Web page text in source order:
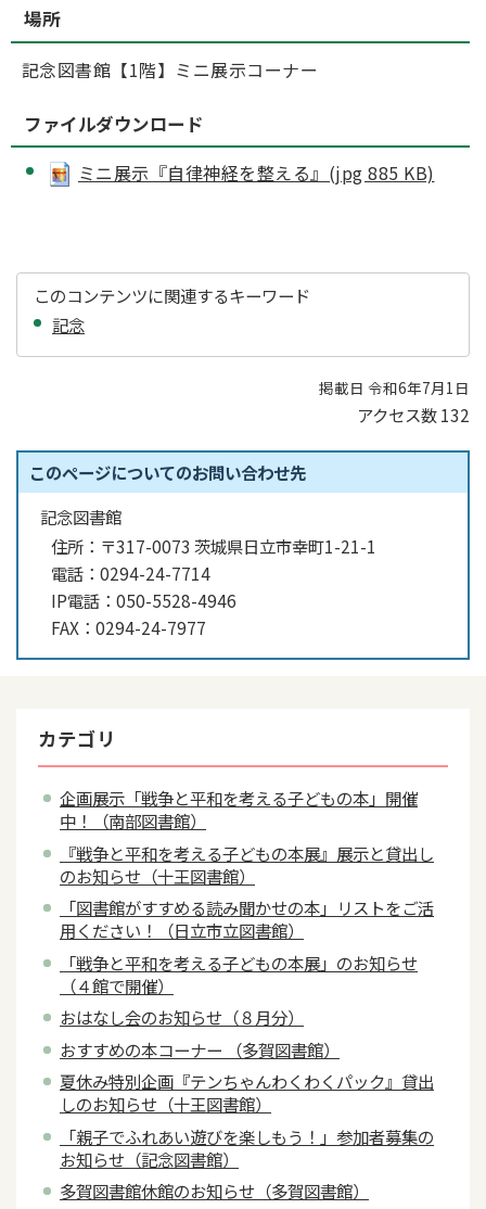
場所
記念図書館【1階】ミニ展示コーナー
ファイルダウンロード
ミニ展示『自律神経を整える』(jpg 885 KB)
このコンテンツに関連するキーワード
記念
掲載日 令和6年7月1日
アクセス数132
このページについてのお問い合わせ先
記念図書館
住所： 〒317-0073 茨城県日立市幸町1-21-1
電話： 0294-24-7714
IP電話： 050-5528-4946
FAX： 0294-24-7977
カテゴリ
企画展示「戦争と平和を考える子どもの本」開催
中！（南部図書館）
『戦争と平和を考える子どもの本展』展示と貸出し
のお知らせ（十王図書館）
「図書館がすすめる読み聞かせの本」リストをご活
用ください！（日立市立図書館）
「戦争と平和を考える子どもの本展」のお知らせ
（４館で開催）
おはなし会のお知らせ（８月分）
おすすめの本コーナー （多賀図書館）
夏休み特別企画『テンちゃんわくわくパック』貸出
しのお知らせ（十王図書館）
「親子でふれあい遊びを楽しもう！」参加者募集の
お知らせ（記念図書館）
多賀図書館休館のお知らせ（多賀図書館）